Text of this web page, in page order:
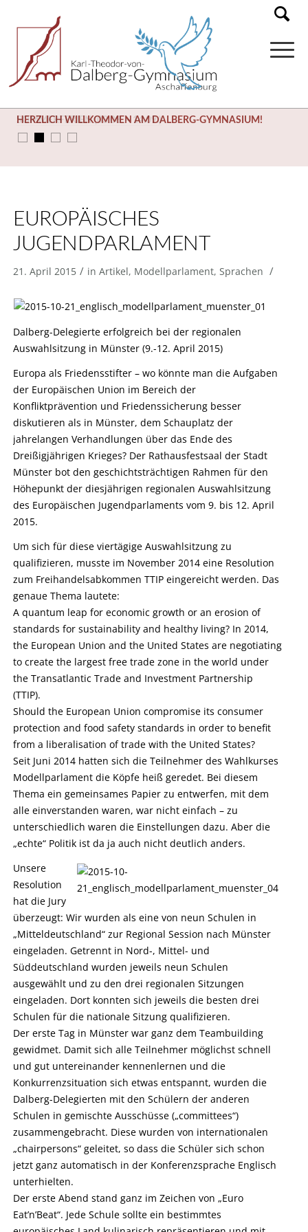
HERZLICH WILLKOMMEN AM DALBERG-GYMNASIUM!
SOMMERFERIEN (03.08. – 14.09.)
EUROPÄISCHES
JUGENDPARLAMENT
21. April 2015 / in Artikel, Modellparlament, Sprachen /
Dalberg-Delegierte erfolgreich bei der regionalen
Auswahlsitzung in Münster (9.-12. April 2015)
Europa als Friedensstifter – wo könnte man die Aufgaben
der Europäischen Union im Bereich der
Konfliktprävention und Friedenssicherung besser
diskutieren als in Münster, dem Schauplatz der
jahrelangen Verhandlungen über das Ende des
Dreißigjährigen Krieges? Der Rathausfestsaal der Stadt
Münster bot den geschichtsträchtigen Rahmen für den
Höhepunkt der diesjährigen regionalen Auswahlsitzung
des Europäischen Jugendparlaments vom 9. bis 12. April
2015.
Um sich für diese viertägige Auswahlsitzung zu
qualifizieren, musste im November 2014 eine Resolution
zum Freihandelsabkommen TTIP eingereicht werden. Das
genaue Thema lautete:
A quantum leap for economic growth or an erosion of
standards for sustainability and healthy living? In 2014,
the European Union and the United States are negotiating
to create the largest free trade zone in the world under
the Transatlantic Trade and Investment Partnership
(TTIP).
Should the European Union compromise its consumer
protection and food safety standards in order to benefit
from a liberalisation of trade with the United States?
Seit Juni 2014 hatten sich die Teilnehmer des Wahlkurses
Modellparlament die Köpfe heiß geredet. Bei diesem
Thema ein gemeinsames Papier zu entwerfen, mit dem
alle einverstanden waren, war nicht einfach – zu
unterschiedlich waren die Einstellungen dazu. Aber die
„echte“ Politik ist da ja auch nicht deutlich anders.
Unsere
Resolution
hat die Jury
überzeugt: Wir wurden als eine von neun Schulen in
„Mitteldeutschland“ zur Regional Session nach Münster
eingeladen. Getrennt in Nord-, Mittel- und
Süddeutschland wurden jeweils neun Schulen
ausgewählt und zu den drei regionalen Sitzungen
eingeladen. Dort konnten sich jeweils die besten drei
Schulen für die nationale Sitzung qualifizieren.
Der erste Tag in Münster war ganz dem Teambuilding
gewidmet. Damit sich alle Teilnehmer möglichst schnell
und gut untereinander kennenlernen und die
Konkurrenzsituation sich etwas entspannt, wurden die
Dalberg-Delegierten mit den Schülern der anderen
Schulen in gemischte Ausschüsse („committees“)
zusammengebracht. Diese wurden von internationalen
„chairpersons“ geleitet, so dass die Schüler sich schon
jetzt ganz automatisch in der Konferenzsprache Englisch
unterhielten.
Der erste Abend stand ganz im Zeichen von „Euro
Eat’n’Beat“. Jede Schule sollte ein bestimmtes